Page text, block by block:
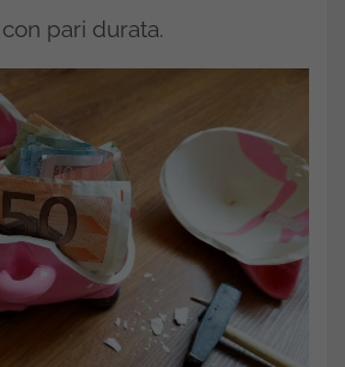
pari durata.